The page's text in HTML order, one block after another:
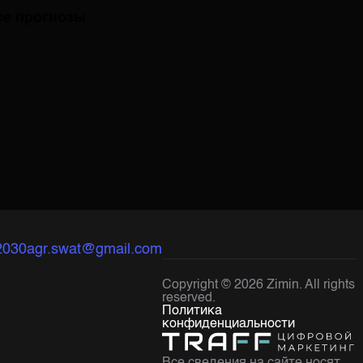
agr.swat@gmail.com
Copyright © 2026 Zimin. All rights
reserved.
Политика
конфиденциальности